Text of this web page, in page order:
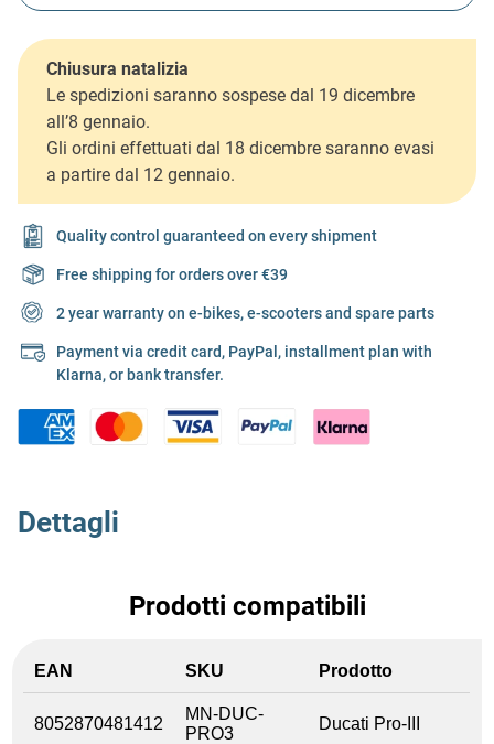
Chiusura natalizia
Le spedizioni saranno sospese dal 19 dicembre
all’8 gennaio.
Gli ordini effettuati dal 18 dicembre saranno evasi
a partire dal 12 gennaio.
Quality control guaranteed on every shipment
Free shipping for orders over €39
2 year warranty on e-bikes, e-scooters and spare parts
Payment via credit card, PayPal, installment plan with
Klarna, or bank transfer.
Dettagli
Prodotti compatibili
EAN SKU Prodotto
8052870481412
MN-DUC-
PRO3
Ducati Pro-III